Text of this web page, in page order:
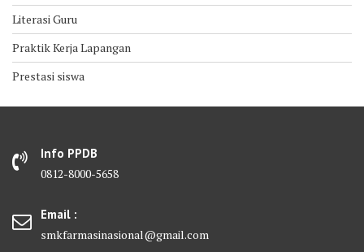
Literasi Guru
Praktik Kerja Lapangan
Prestasi siswa
Info PPDB
0812-8000-5658
Email :
smkfarmasinasional@gmail.com